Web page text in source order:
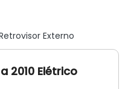
Externo
2010 Elétrico